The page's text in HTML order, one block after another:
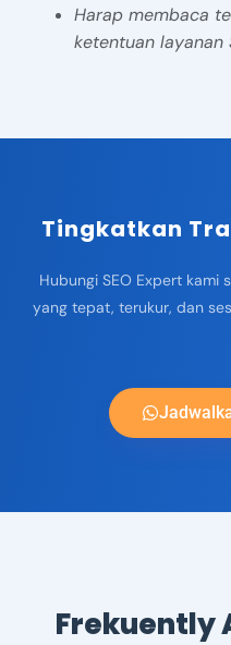
Harap membaca
ketentuan layanan
Tingkatkan
Hubungi SEO Expert
yang tepat, terukur, dan
Frekuently